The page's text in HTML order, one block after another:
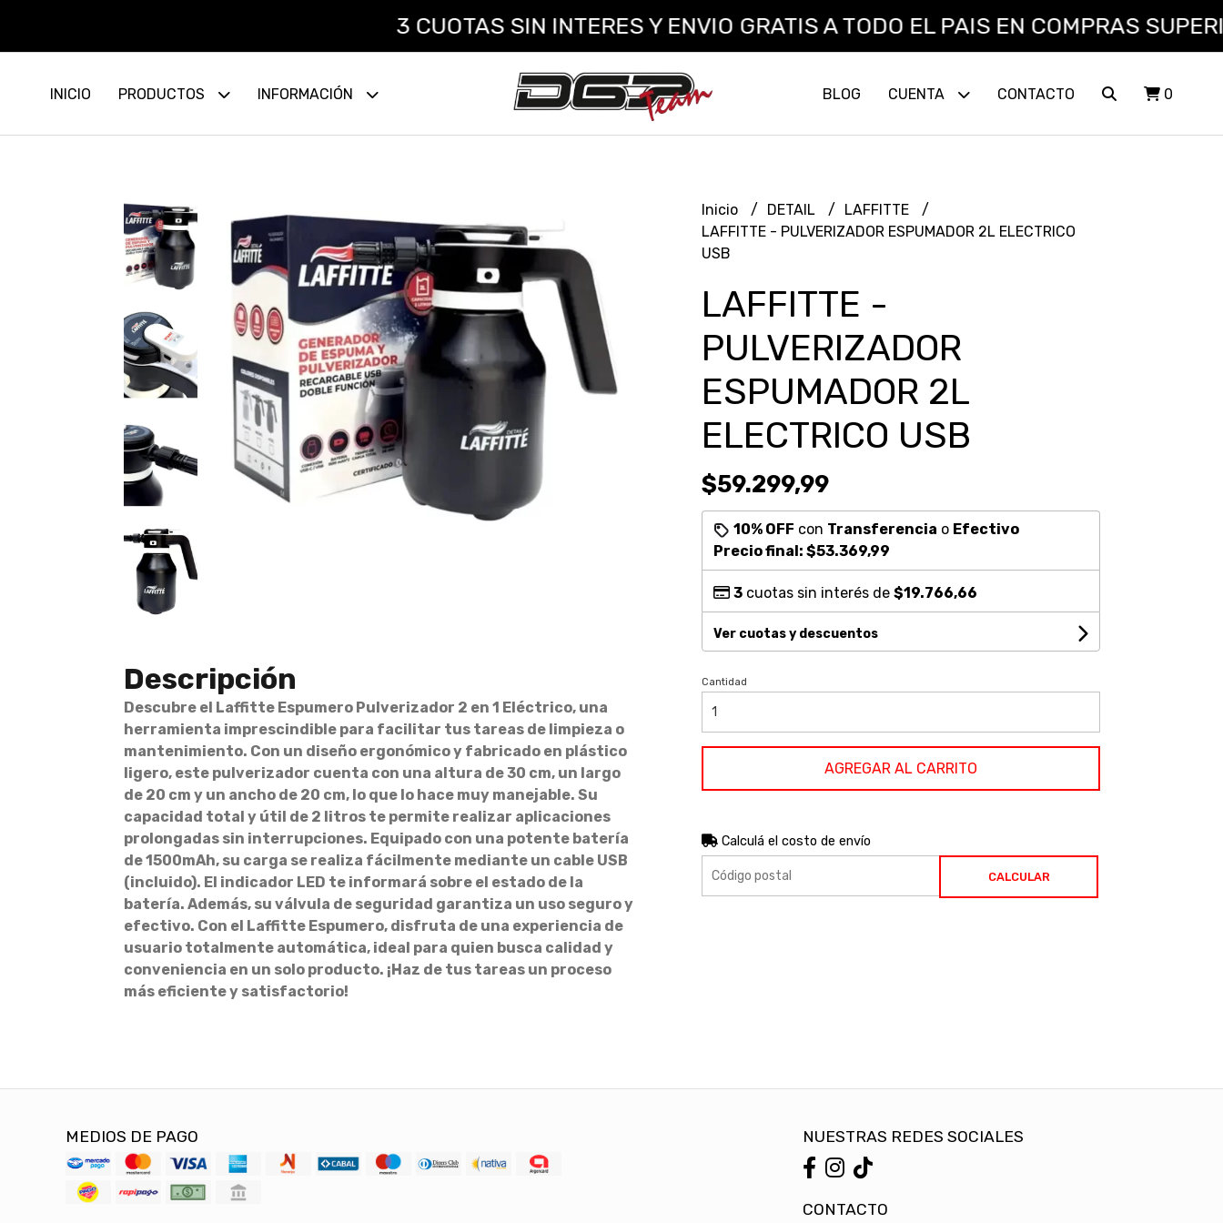
3 CUOTAS SIN INTERES Y ENVIO GRATIS A TODO EL PAIS EN COMPRAS
INICIO PRODUCTOS INFORMACIÓN BLOG CUENTA CONTACTO 0
Descripción
Descubre el Laffitte Espumero Pulverizador 2 en 1 Eléctrico, una
herramienta imprescindible para facilitar tus tareas de limpieza o
mantenimiento. Con un diseño ergonómico y fabricado en plástico
ligero, este pulverizador cuenta con una altura de 30 cm, un largo
de 20 cm y un ancho de 20 cm, lo que lo hace muy manejable. Su
capacidad total y útil de 2 litros te permite realizar aplicaciones
prolongadas sin interrupciones. Equipado con una potente batería
de 1500mAh, su carga se realiza fácilmente mediante un cable USB
(incluido). El indicador LED te informará sobre el estado de la
batería. Además, su válvula de seguridad garantiza un uso seguro y
efectivo. Con el Laffitte Espumero, disfruta de una experiencia de
usuario totalmente automática, ideal para quien busca calidad y
conveniencia en un solo producto. ¡Haz de tus tareas un proceso
más eficiente y satisfactorio!
Inicio DETAIL
LAFFITTE
LAFFITTE - PULVERIZADOR ESPUMADOR 2L ELECTRICO
USB
LAFFITTE -
PULVERIZADOR
ESPUMADOR 2L
ELECTRICO USB
$59.299,99
10% OFF con Transferencia o Efectivo
Precio final: $53.369,99
3cuotas sin interés de $19.766,66
Ver cuotas y descuentos
Cantidad
AGREGAR AL CARRITO
Calculá el costo de envío
CALCULAR
MEDIOS DE PAGO NUESTRAS REDES SOCIALES
CONTACTO